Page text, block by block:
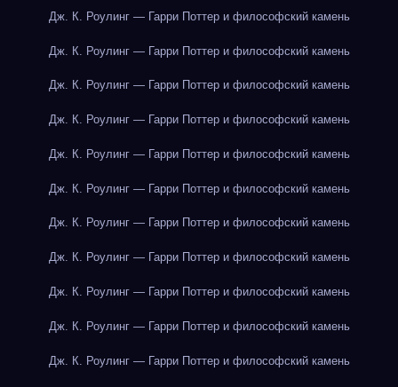
Дж. К. Роулинг — Гарри Поттер и философский камень
Дж. К. Роулинг — Гарри Поттер и философский камень
Дж. К. Роулинг — Гарри Поттер и философский камень
Дж. К. Роулинг — Гарри Поттер и философский камень
Дж. К. Роулинг — Гарри Поттер и философский камень
Дж. К. Роулинг — Гарри Поттер и философский камень
Дж. К. Роулинг — Гарри Поттер и философский камень
Дж. К. Роулинг — Гарри Поттер и философский камень
Дж. К. Роулинг — Гарри Поттер и философский камень
Дж. К. Роулинг — Гарри Поттер и философский камень
Дж. К. Роулинг — Гарри Поттер и философский камень